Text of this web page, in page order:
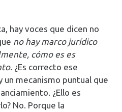
hay voces que dicen no
no hay marco jurídico
cómo es es
. ¿Es correcto ese
un mecanismo puntual que
¿Ello es
No. Porque la